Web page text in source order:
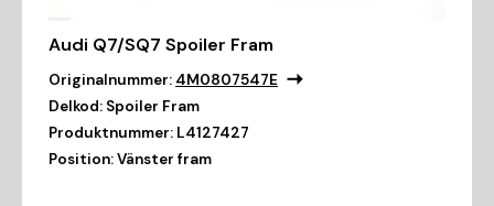
Audi Q7/SQ7 Spoiler Fram
Originalnummer: 4M0807547E
Delkod: Spoiler Fram
Produktnummer: L4127427
Position:Vänster fram